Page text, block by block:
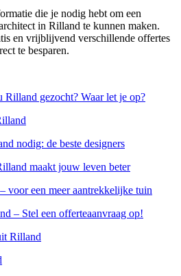
die je nodig hebt om een
in Rilland te kunnen maken.
en vrijblijvend verschillende offertes
te besparen.
Rilland gezocht? Waar let je op?
nodig: de beste designers
maakt jouw leven beter
voor een meer aantrekkelijke tuin
– Stel een offerteaanvraag op!
Rilland